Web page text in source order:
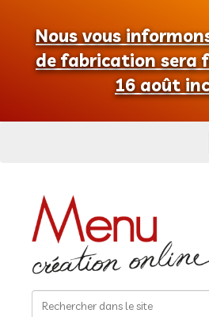
Nous vous
de fabrication sera
16 août